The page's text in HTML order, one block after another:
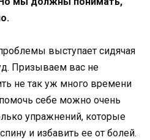
выступает сидячая
Призываем вас не
не так уж много времени
себе можно очень
упражнений, которые
и избавить ее от болей.